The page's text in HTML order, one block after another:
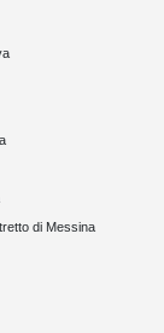
di Messina